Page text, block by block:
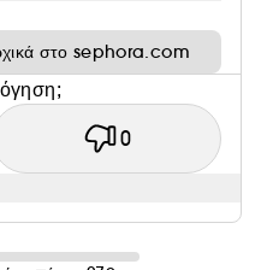
στο sephora.com
0